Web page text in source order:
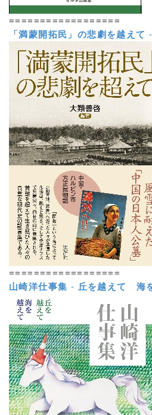
==================
「満蒙開拓民」の悲劇を越えて -
==================
山崎洋仕事集 - 丘を越えて 海